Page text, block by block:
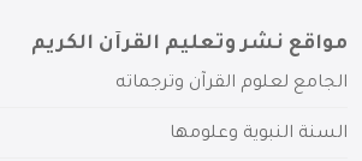
مواقع نشر وتعليم القرآن الكريم
الجامع لعلوم القرآن وترجماته
السنة النبوية وعلومها